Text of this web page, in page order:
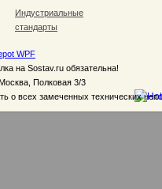
Индустриальные
стандарты
WPF
на Sostav.ru обязательна!
Полковая 3/3
о всех замеченных технических